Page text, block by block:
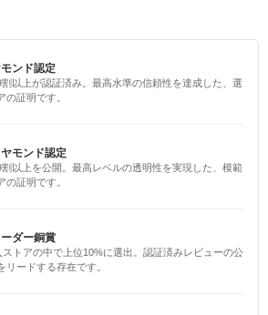
ンド認定
以上が認証済み。最高水準の信頼性を達成した、選
の証明です。
モンド認定
以上を公開。最高レベルの透明性を実現した、模範
の証明です。
ーダー銅賞
トアの中で上位10%に選出。認証済みレビューの公
リードする存在です。
検索す